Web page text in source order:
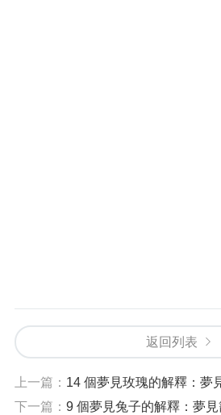
返回列表
上一篇： 14 個夢見玫瑰的解釋：夢見玫
下一篇： 9 個夢見兔子的解釋：夢見籠子